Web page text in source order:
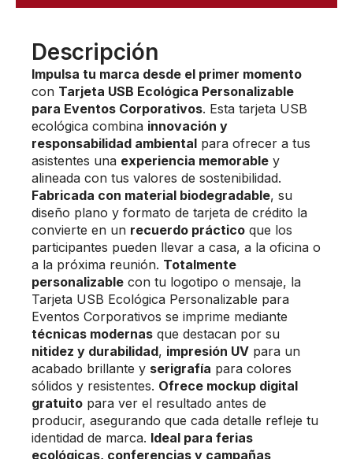
Descripción
Impulsa tu marca desde el primer momento
con Tarjeta USB Ecológica Personalizable
para Eventos Corporativos. Esta tarjeta USB
ecológica combina innovación y
responsabilidad ambiental para ofrecer a tus
asistentes una experiencia memorable y
alineada con tus valores de sostenibilidad.
Fabricada con material biodegradable, su
diseño plano y formato de tarjeta de crédito la
convierte en un recuerdo práctico que los
participantes pueden llevar a casa, a la oficina o
a la próxima reunión. Totalmente
personalizable con tu logotipo o mensaje, la
Tarjeta USB Ecológica Personalizable para
Eventos Corporativos se imprime mediante
técnicas modernas que destacan por su
nitidez y durabilidad, impresión UV para un
acabado brillante y serigrafía para colores
sólidos y resistentes. Ofrece mockup digital
gratuito para ver el resultado antes de
producir, asegurando que cada detalle refleje tu
identidad de marca. Ideal para ferias
ecológicas, conferencias y campañas